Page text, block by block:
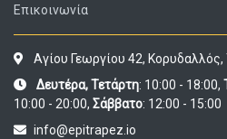
Επικοινωνία
Αγίου Γεωργίου 42,
Δευτέρα, Τετάρτη: 10:00 - 18:00,
10:00 - 20:00, Σάββατο: 12:00 - 15:00
info@epitrapez.io